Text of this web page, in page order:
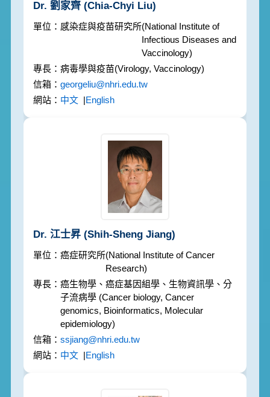
Dr. 劉家齊 (Chia-Chyi Liu)
感染症與疫苗研究所(National Institute of
Infectious Diseases and
Vaccinology)
病毒學與疫苗(Virology, Vaccinology)
georgeliu@nhri.edu.tw
中文 |English
Dr. 江士昇 (Shih-Sheng Jiang)
癌症研究所(National Institute of Cancer
Research)
癌生物學、癌症基因組學、生物資訊學、分
子流病學 (Cancer biology, Cancer
genomics, Bioinformatics, Molecular
epidemiology)
ssjiang@nhri.edu.tw
中文 |English